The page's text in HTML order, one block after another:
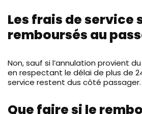
Les frais de service
remboursés au
Non, sauf si l’annulation provient
en respectant le délai de plus de
service restent dus côté passager.
Que faire si le